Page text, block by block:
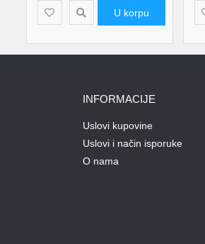
U korpu
INFORMACIJE
Uslovi kupovine
Uslovi i način isporuke
O nama